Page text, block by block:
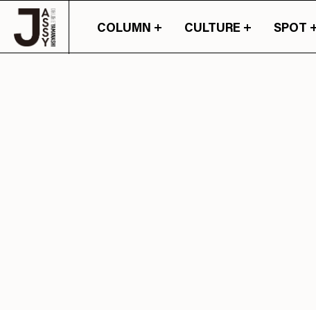
COLUMN CULTURE SPOT
山梨の情報の旬が詰